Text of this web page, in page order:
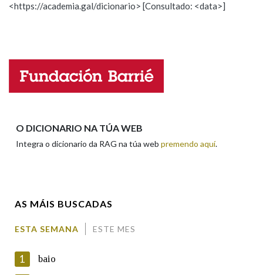
ESCOLLE UNHA OPCIÓN:
Propoño mellorar a definición
Falta unha voz
Comentario
<https://academia.gal/dicionario> [Consultado: <data>]
O DICIONARIO NA TÚA WEB
Integra o dicionario da RAG na túa web premendo aquí.
AS MÁIS BUSCADAS
ESTA SEMANA ESTE MES
1 baio